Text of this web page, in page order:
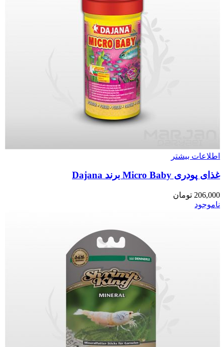
اطلاعات بیشتر
غذای پودری Micro Baby برند Dajana
206,000 تومان
ناموجود